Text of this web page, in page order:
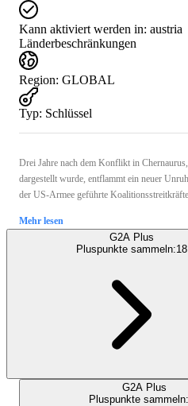
Kann aktiviert werden in: austria
Länderbeschränkungen
Region: GLOBAL
Typ: Schlüssel
Drei Jahre nach dem Konflikt in
dargestellt wurde, entflammt ein neuer
der US-Armee geführte
Mehr lesen
G2A Plus
Pluspunkte sammeln:18
G2A Plus
Pluspunkte sammeln: